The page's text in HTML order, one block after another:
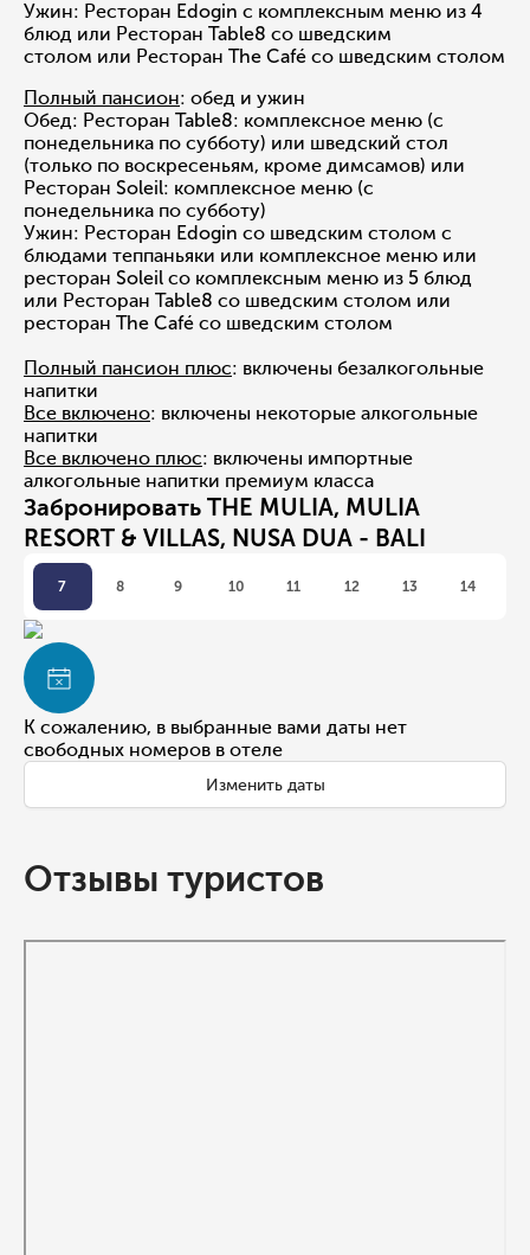
Ужин: Ресторан Edogin с комплексным меню из 4
блюд или Ресторан Table8 со шведским
столом или Ресторан The Café со шведским столом
Полный пансион: обед и ужин
Обед: Ресторан Table8: комплексное меню (с
понедельника по субботу) или шведский стол
(только по воскресеньям, кроме димсамов) или
Ресторан Soleil: комплексное меню (с
понедельника по субботу)
Ужин: Ресторан Edogin со шведским столом с
блюдами теппаньяки или комплексное меню или
ресторан Soleil со комплексным меню из 5 блюд
или Ресторан Table8 со шведским столом или
ресторан The Café со шведским столом
Полный пансион плюс: включены безалкогольные
напитки
Все включено: включены некоторые алкогольные
напитки
Все включено плюс: включены импортные
алкогольные напитки премиум класса
Забронировать THE MULIA, MULIA
RESORT & VILLAS, NUSA DUA - BALI
7 8 9 10 11 12 13 14
К сожалению, в выбранные вами даты нет
свободных номеров в отеле
Изменить даты
Отзывы туристов